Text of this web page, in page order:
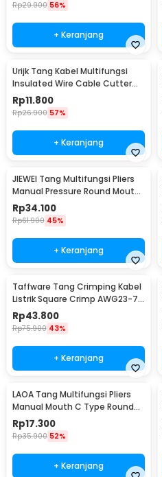
Rp29.900 56%
+ Keranjang
Urijk Tang Kabel Multifungsi
Insulated Wire Cable Cutter
Pliers 12.5cm Needle Nose -
M2941
Rp11.800
Rp26.900 57%
+ Keranjang
JIEWEI Tang Multifungsi Pliers
Manual Pressure Round Mouth
10 Inch - L90
Rp34.100
Rp61.900 45%
+ Keranjang
Taffware Tang Crimping Kabel
Listrik Square Crimp AWG23-7
0.25-10 mm2 - HSC8 6-4A
Rp43.800
Rp75.900 43%
+ Keranjang
LAOA Tang Multifungsi Pliers
Manual Mouth C Type Round
Nose 4 Inch - L100
Rp17.300
Rp35.900 52%
+ Keranjang